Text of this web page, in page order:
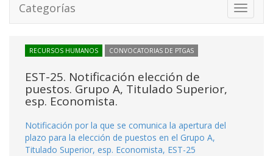
Toggle
Categorías
RECURSOS HUMANOS CONVOCATORIAS DE PTGAS
EST-25. Notificación elección de
puestos. Grupo A, Titulado Superior,
esp. Economista.
Notificación por la que se comunica la apertura del
plazo para la elección de puestos en el Grupo A,
Titulado Superior, esp. Economista, EST-25